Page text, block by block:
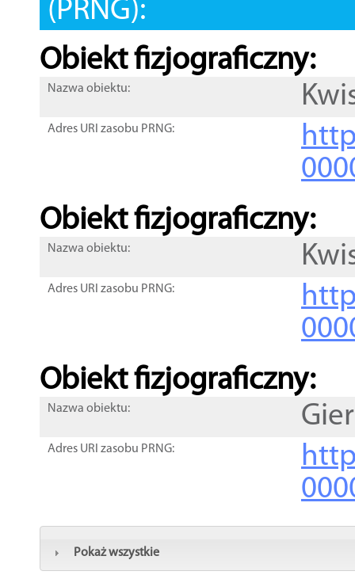
(PRNG):
Obiekt fizjograficzny:
Nazwa obiektu:
Adres URI zasobu PRNG:
Obiekt fizjograficzny:
Nazwa obiektu:
Adres URI zasobu PRNG:
Obiekt fizjograficzny:
Nazwa obiektu:
Adres URI zasobu PRNG:
Pokaż wszystkie